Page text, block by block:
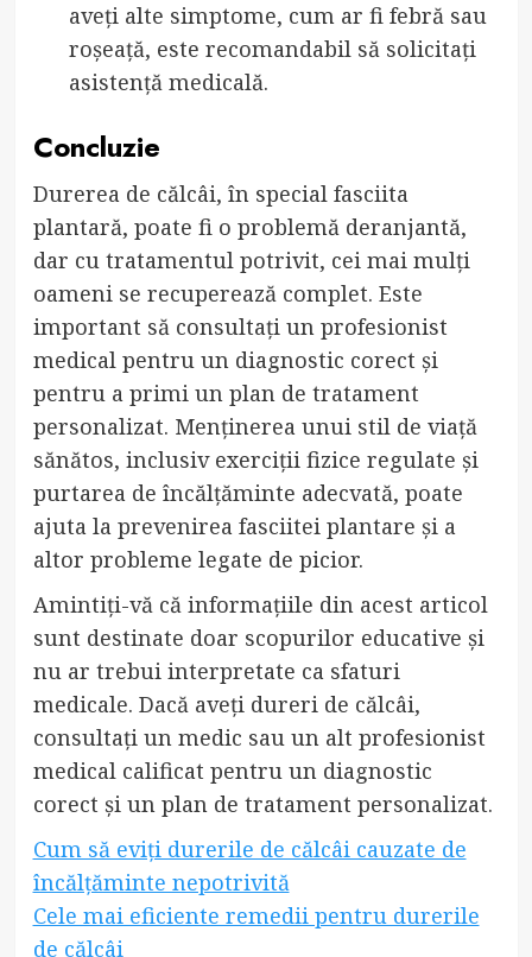
aveți alte simptome, cum ar fi febră sau
roșeață, este recomandabil să solicitați
asistență medicală.
Concluzie
Durerea de călcâi, în special fasciita
plantară, poate fi o problemă deranjantă,
dar cu tratamentul potrivit, cei mai mulți
oameni se recuperează complet. Este
important să consultați un profesionist
medical pentru un diagnostic corect și
pentru a primi un plan de tratament
personalizat. Menținerea unui stil de viață
sănătos, inclusiv exerciții fizice regulate și
purtarea de încălțăminte adecvată, poate
ajuta la prevenirea fasciitei plantare și a
altor probleme legate de picior.
Amintiți-vă că informațiile din acest articol
sunt destinate doar scopurilor educative și
nu ar trebui interpretate ca sfaturi
medicale. Dacă aveți dureri de călcâi,
consultați un medic sau un alt profesionist
medical calificat pentru un diagnostic
corect și un plan de tratament personalizat.
Cum să eviți durerile de călcâi cauzate de
încălțăminte nepotrivită
Cele mai eficiente remedii pentru durerile
de călcâi